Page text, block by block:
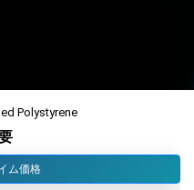
Polystyrene
ム価格